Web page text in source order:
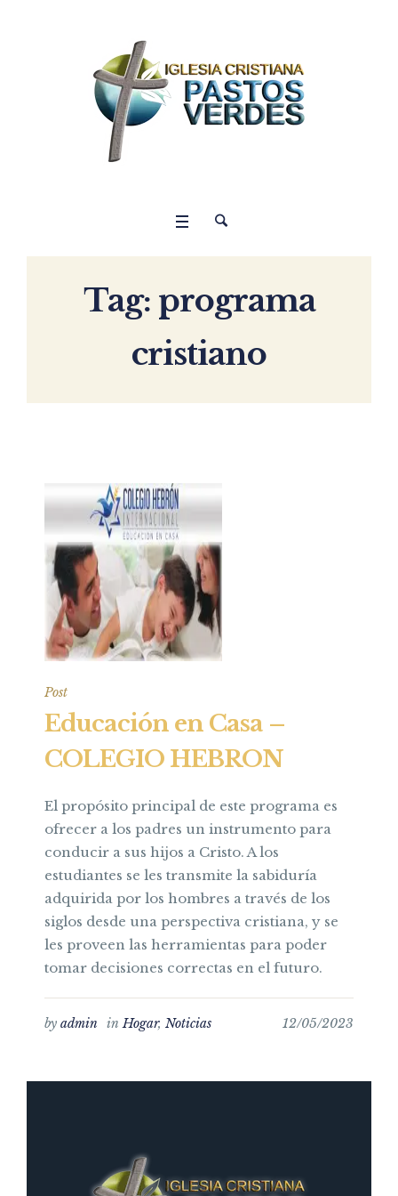
Tag: programa
cristiano
Post
Educación en Casa –
COLEGIO HEBRON
El propósito principal de este programa es
ofrecer a los padres un instrumento para
conducir a sus hijos a Cristo. A los
estudiantes se les transmite la sabiduría
adquirida por los hombres a través de los
siglos desde una perspectiva cristiana, y se
les proveen las herramientas para poder
tomar decisiones correctas en el futuro.
12/05/2023
by admin inHogar, Noticias